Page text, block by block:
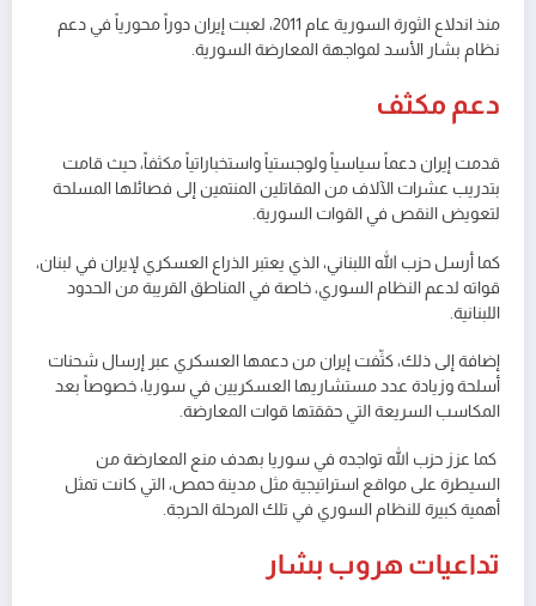
منذ اندلاع الثورة السورية عام 2011، لعبت إيران دوراً محورياً في دعم
نظام بشار الأسد لمواجهة المعارضة السورية.
دعم مكثف
قدمت إيران دعماً سياسياً ولوجستياً واستخباراتياً مكثفاً، حيث قامت
بتدريب عشرات الآلاف من المقاتلين المنتمين إلى فصائلها المسلحة
لتعويض النقص في القوات السورية.
كما أرسل حزب الله اللبناني، الذي يعتبر الذراع العسكري لإيران في لبنان،
قواته لدعم النظام السوري، خاصة في المناطق القريبة من الحدود
اللبنانية.
إضافة إلى ذلك، كثّفت إيران من دعمها العسكري عبر إرسال شحنات
أسلحة وزيادة عدد مستشاريها العسكريين في سوريا، خصوصاً بعد
المكاسب السريعة التي حققتها قوات المعارضة.
كما عزز حزب الله تواجده في سوريا بهدف منع المعارضة من
السيطرة على مواقع استراتيجية مثل مدينة حمص، التي كانت تمثل
أهمية كبيرة للنظام السوري في تلك المرحلة الحرجة.
تداعيات هروب بشار